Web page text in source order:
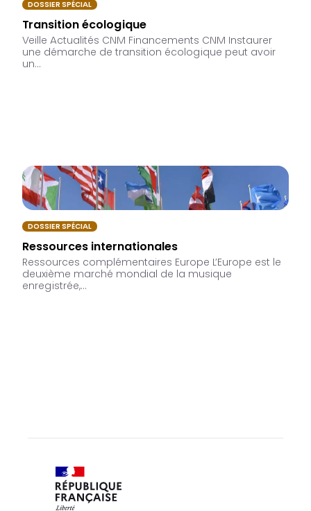
DOSSIER SPÉCIAL
Transition écologique
Veille Actualités CNM Financements CNM Instaurer
une démarche de transition écologique peut avoir
un…
DOSSIER SPÉCIAL
Ressources internationales
Ressources complémentaires Europe L’Europe est le
deuxième marché mondial de la musique
enregistrée,…